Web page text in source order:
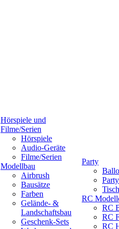
Hörspiele und
Filme/Serien
Hörspiele
Audio-Geräte
Filme/Serien
Modellbau
Airbrush
Bausätze
Farben
Gelände- &
Landschaftsbau
Geschenk-Sets
Party
RC
RC
RC
RC